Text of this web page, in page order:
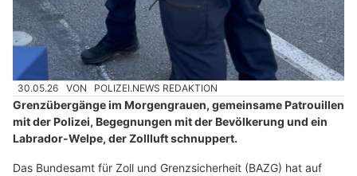
30.05.26 VON POLIZEI.NEWS REDAKTION
Grenzübergänge im Morgengrauen, gemeinsame Patrouillen
mit der Polizei, Begegnungen mit der Bevölkerung und ein
Labrador-Welpe, der Zollluft schnuppert.
Das Bundesamt für Zoll und Grenzsicherheit (BAZG) hat auf